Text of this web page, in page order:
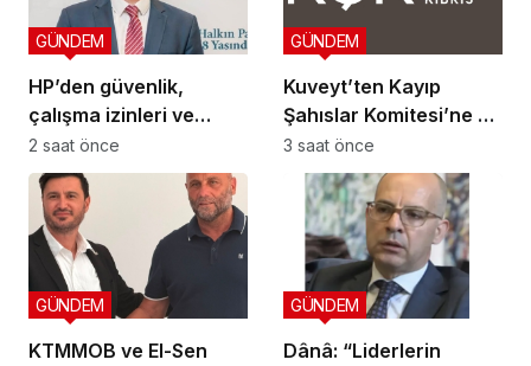
HP’den güvenlik,
çalışma izinleri ve
yurttaşlık
uygulamalarına ilişkin
öneriler
GÜNDEM
2 saat önce
Kuveyt’ten Kayıp
Şahıslar Komitesi’ne 50
bin dolar katkı
GÜNDEM
3 saat önce
KTMMOB ve El-Sen
GÜNDEM
Dânâ: “Liderlerin
GÜNDEM